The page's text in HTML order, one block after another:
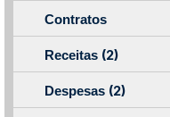
Contratos
Receitas (2)
Despesas (2)